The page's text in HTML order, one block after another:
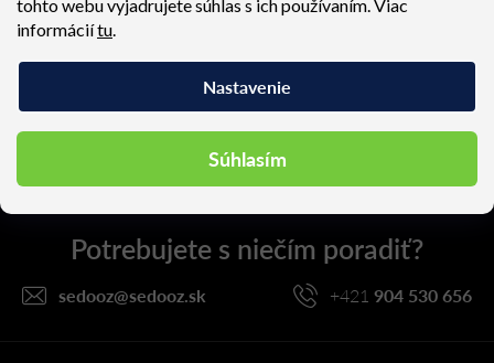
tohto webu vyjadrujete súhlas s ich používaním. Viac
informáciítu.
Nastavenie
Súhlasím
Prihlásením súhlasíte sospracovaním osobných údajov
PRIHLÁSIŤ SA
p
sedooz@sedooz.sk +421 904 530 656